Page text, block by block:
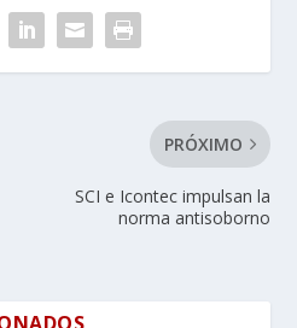
PRÓXIMO
SCI e Icontec impulsan la
norma antisoborno